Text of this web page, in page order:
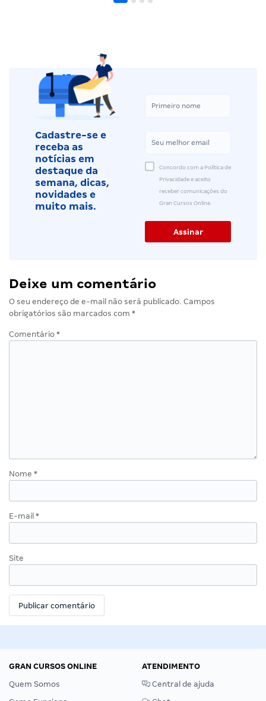
Cadastre-se e
receba as
notícias em
destaque da
semana, dicas,
novidades e
muito mais.
Concordo com a Política de
Privacidade e aceito
receber comunicações do
Gran Cursos Online.
Deixe um comentário
O seu endereço de e-mail não será publicado. Campos
obrigatórios são marcados com *
Comentário *
Nome *
E-mail *
Site
GRAN CURSOS ONLINE
Quem Somos
ATENDIMENTO
Central de ajuda